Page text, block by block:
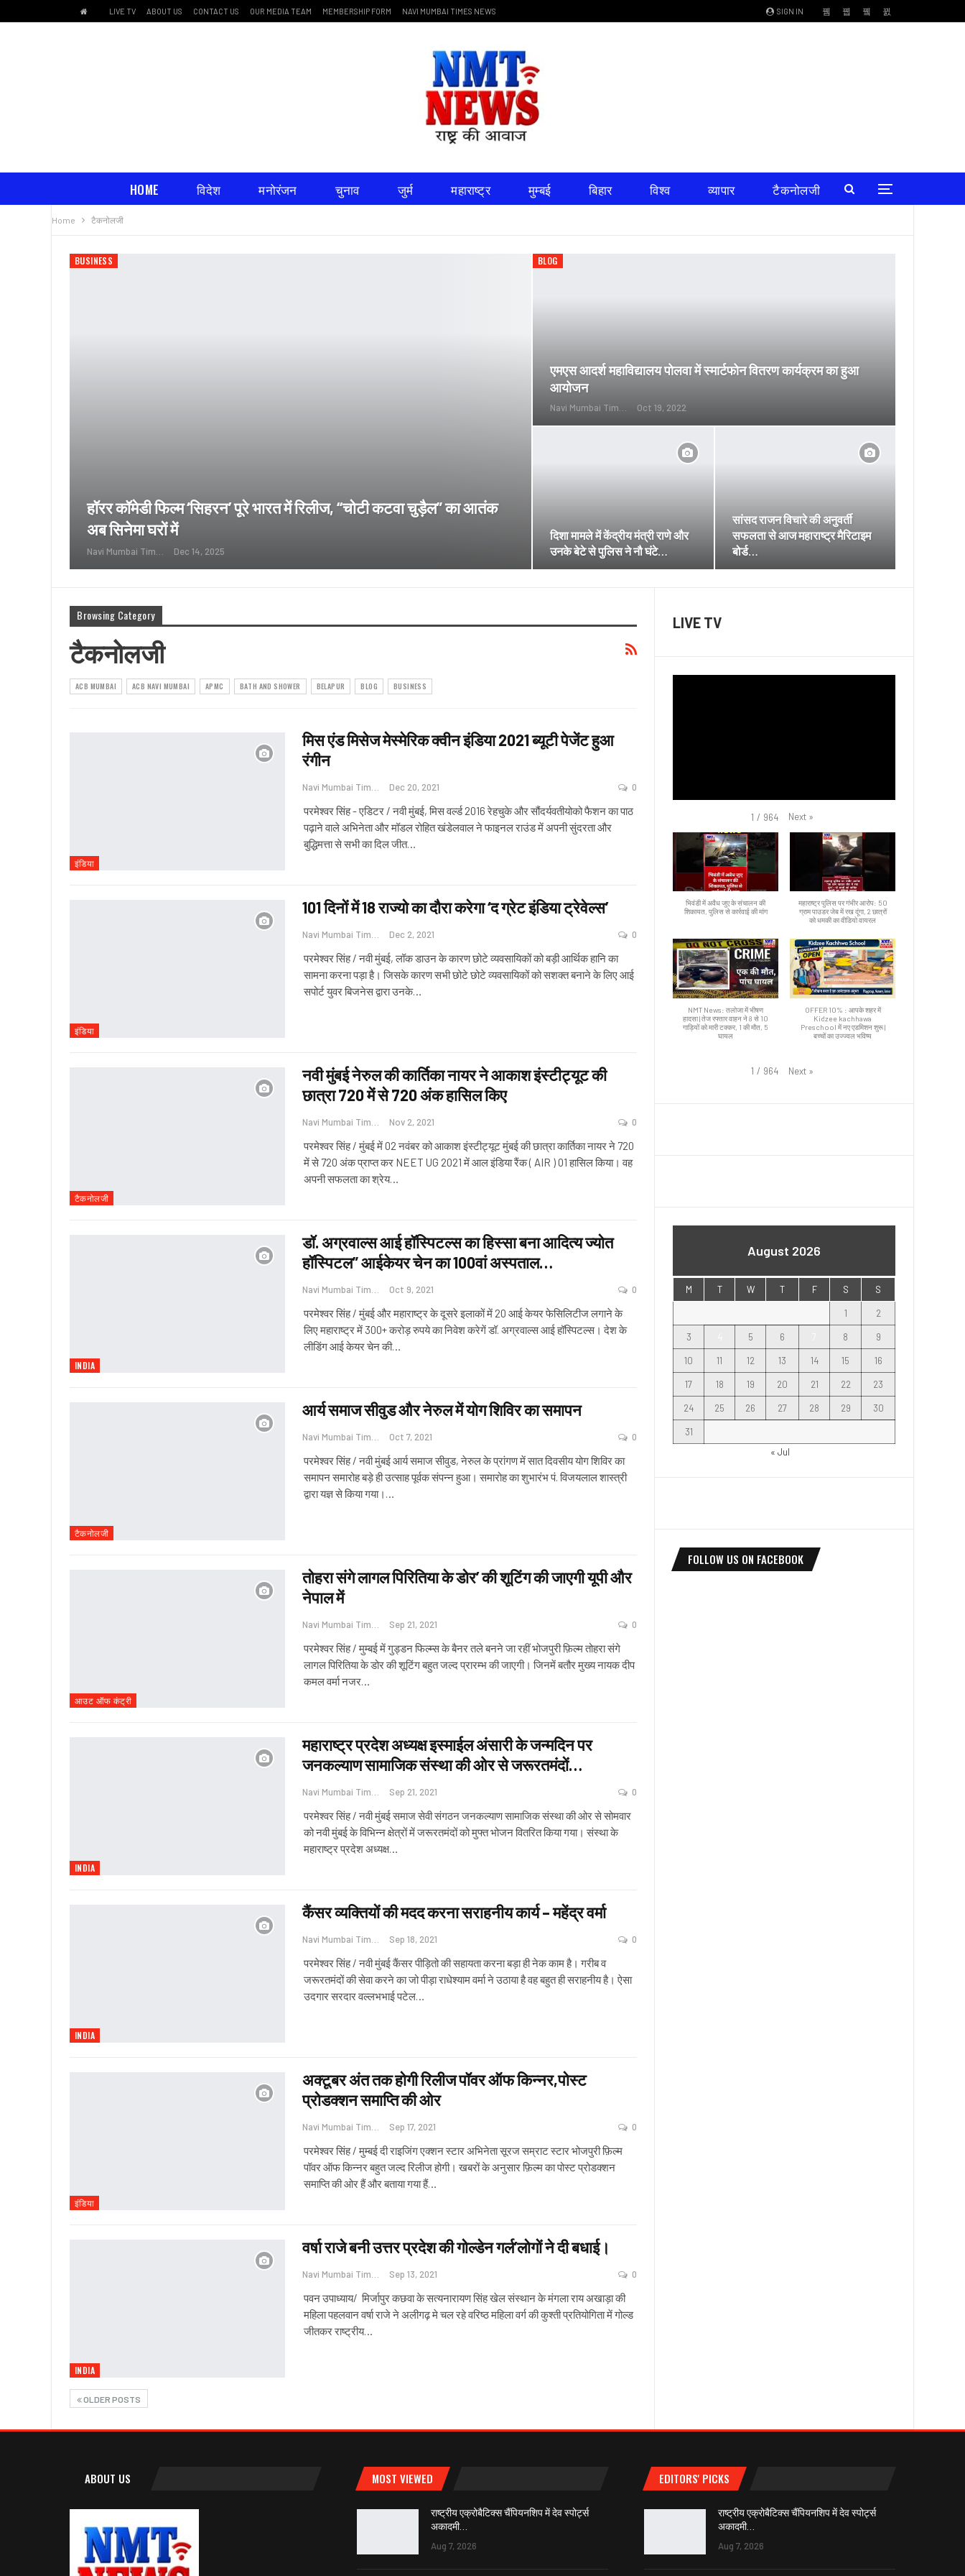
SIGN IN
LIVE TV ABOUT US CONTACT US OUR MEDIA TEAM MEMBERSHIP FORM NAVI MUMBAI TIMES NEWS
HOME विदेश मनोरंजन चुनाव जुर्म महाराष्ट्र मुम्बई बिहार विश्व व्यापार
टैकनोलजी
Home टैकनोलजी
BUSINESS
हॉरर कॉमेडी फिल्म ‘सिहरन’ पूरे भारत में रिलीज, “चोटी कटवा चुड़ैल” का आतंक
अब सिनेमा घरों में
Dec 14, 2025
BLOG
एमएस आदर्श महाविद्यालय पोलवा में स्मार्टफोन वितरण कार्यक्रम का हुआ
आयोजन
Oct 19, 2022
दिशा मामले में केंद्रीय मंत्री राणे और
उनके बेटे से पुलिस ने नौ घंटे…
सांसद राजन विचारे की अनुवर्ती
सफलता से आज महाराष्ट्र मैरिटाइम
बोर्ड…
Browsing Category
टैकनोलजी
ACB MUMBAI ACB NAVI MUMBAI APMC BATH AND SHOWER BELAPUR BLOG BUSINESS
इंडिया
मिस एंड मिसेज मेस्मेरिक क्वीन इंडिया 2021 ब्यूटी पेजेंट हुआ
रंगीन
Dec 20, 2021 0
परमेश्वर सिंह - एडिटर / नवी मुंबई, मिस वर्ल्ड 2016 रेहचुके और सौंदर्यवतीयोको फैशन का पाठ
पढ़ाने वाले अभिनेता और मॉडल रोहित खंडेलवाल ने फाइनल राउंड में अपनी सुंदरता और
बुद्धिमत्ता से सभी का दिल जीत…
इंडिया
101 दिनों में 18 राज्यो का दौरा करेगा ‘द ग्रेट इंडिया ट्रेवेल्स’
Dec 2, 2021 0
परमेश्वर सिंह / नवी मुंबई, लॉक डाउन के कारण छोटे व्यवसायिकों को बड़ी आर्थिक हानि का
सामना करना पड़ा है। जिसके कारण सभी छोटे छोटे व्यवसायिकों को सशक्त बनाने के लिए आई
सपोर्ट युवर बिजनेस द्वारा उनके…
टैकनोलजी
नवी मुंबई नेरुल की कार्तिका नायर ने आकाश इंस्टीट्यूट की
छात्रा 720 में से 720 अंक हासिल किए
Nov 2, 2021 0
परमेश्वर सिंह / मुंबई में 02 नवंबर को आकाश इंस्टीट्यूट मुंबई की छात्रा कार्तिका नायर ने 720
में से 720 अंक प्राप्त कर NEET UG 2021 में आल इंडिया रैंक ( AIR ) 01 हासिल किया। वह
अपनी सफलता का श्रेय…
INDIA
डॉ. अग्रवाल्स आई हॉस्पिटल्स का हिस्सा बना आदित्य ज्योत
हॉस्पिटल” आईकेयर चेन का 100वां अस्पताल…
Oct 9, 2021 0
परमेश्वर सिंह / मुंबई और महाराष्ट्र के दूसरे इलाकों में 20 आई केयर फेसिलिटीज लगाने के
लिए महाराष्ट्र में 300+ करोड़ रुपये का निवेश करेगें डॉ. अग्रवाल्स आई हॉस्पिटल्स। देश के
लीडिंग आई केयर चेन की…
टैकनोलजी
आर्य समाज सीवुड और नेरुल में योग शिविर का समापन
Oct 7, 2021 0
परमेश्वर सिंह / नवी मुंबई आर्य समाज सीवुड, नेरुल के प्रांगण में सात दिवसीय योग शिविर का
समापन समारोह बड़े ही उत्साह पूर्वक संपन्न हुआ। समारोह का शुभारंभ पं. विजयलाल शास्त्री
द्वारा यज्ञ से किया गया। …
आउट ऑफ कंट्री
तोहरा संगे लागल पिरितिया के डोर’ की शूटिंग की जाएगी यूपी और
नेपाल में
Sep 21, 2021 0
परमेश्वर सिंह / मुम्बई में गुड्डन फिल्म्स के बैनर तले बनने जा रहीं भोजपुरी फ़िल्म तोहरा संगे
लागल पिरितिया के डोर की शूटिंग बहुत जल्द प्रारम्भ की जाएगी। जिनमें बतौर मुख्य नायक दीप
कमल वर्मा नजर…
INDIA
महाराष्ट्र प्रदेश अध्यक्ष इस्माईल अंसारी के जन्मदिन पर
जनकल्याण सामाजिक संस्था की ओर से जरूरतमंदों…
Sep 21, 2021 0
परमेश्वर सिंह / नवी मुंबई समाज सेवी संगठन जनकल्याण सामाजिक संस्था की ओर से सोमवार
को नवी मुंबई के विभिन्न क्षेत्रों में जरूरतमंदों को मुफ्त भोजन वितरित किया गया। संस्था के
महाराष्ट्र प्रदेश अध्यक्ष…
INDIA
कैंसर व्यक्तियों की मदद करना सराहनीय कार्य – महेंद्र वर्मा
Sep 18, 2021 0
परमेश्वर सिंह / नवी मुंबई कैंसर पीड़ितो की सहायता करना बड़ा ही नेक काम है। गरीब व
जरूरतमंदों की सेवा करने का जो पीड़ा राधेश्याम वर्मा ने उठाया है वह बहुत ही सराहनीय है। ऐसा
उदगार सरदार वल्लभभाई पटेल…
इंडिया
अक्टूबर अंत तक होगी रिलीज पॉवर ऑफ किन्नर,पोस्ट
प्रोडक्शन समाप्ति की ओर
Sep 17, 2021 0
परमेश्वर सिंह / मुम्बई दी राइजिंग एक्शन स्टार अभिनेता सूरज सम्राट स्टार भोजपुरी फ़िल्म
पॉवर ऑफ किन्नर बहुत जल्द रिलीज होगी। खबरों के अनुसार फ़िल्म का पोस्ट प्रोडक्शन
समाप्ति की ओर हैं और बताया गया हैं…
INDIA
वर्षा राजे बनी उत्तर प्रदेश की गोल्डेन गर्ल’लोगों ने दी बधाई।
Sep 13, 2021 0
पवन उपाध्याय/ मिर्जापुर कछवा के सत्यनारायण सिंह खेल संस्थान के मंगला राय अखाड़ा की
महिला पहलवान वर्षा राजे ने अलीगढ़ मे चल रहे वरिष्ठ महिला वर्ग की कुश्ती प्रतियोगिता में गोल्ड
जीतकर राष्ट्रीय…
OLDER POSTS
LIVE TV
1 / 964 Next »
भिवंडी में अवैध जुए के संचालन की
शिकायत, पुलिस से कार्रवाई की मांग
महाराष्ट्र पुलिस पर गंभीर आरोप: 50
ग्राम पाउडर जेब में रख दूंगा, 2 छात्रों
को धमकी का वीडियो वायरल
NMT News: तलोजा में भीषण
हादसा | तेज रफ्तार वाहन ने 8 से 10
गाड़ियों को मारी टक्कर, 1 की मौत, 5
घायल
OFFER 10% : आपके शहर में
Kidzee kachhawa
Preschool में नए एडमिशन शुरू |
बच्चों का उज्ज्वल भविष्य
1 / 964 Next »
August 2026
M T W T F S S
1 2
3 5 6 8 9
10 11 12 13 14 15 16
17 18 19 20 21 22 23
24 25 26 27 28 29 30
31
« Jul
FOLLOW US ON FACEBOOK
ABOUT US MOST VIEWED
राष्ट्रीय एक्रोबैटिक्स चैंपियनशिप में देव स्पोर्ट्स
अकादमी…
Aug 7, 2026
EDITORS' PICKS
राष्ट्रीय एक्रोबैटिक्स चैंपियनशिप में देव स्पोर्ट्स
अकादमी…
Aug 7, 2026